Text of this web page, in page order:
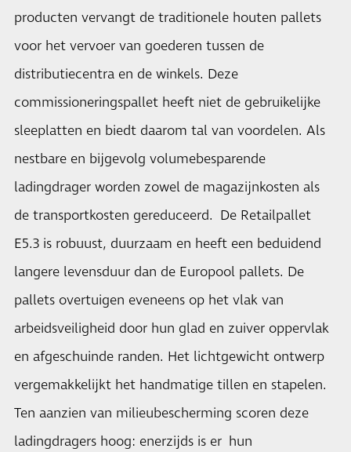
producten vervangt de traditionele houten pallets
voor het vervoer van goederen tussen de
distributiecentra en de winkels. Deze
commissioneringspallet heeft niet de gebruikelijke
sleeplatten en biedt daarom tal van voordelen. Als
nestbare en bijgevolg volumebesparende
ladingdrager worden zowel de magazijnkosten als
de transportkosten gereduceerd. De Retailpallet
E5.3 is robuust, duurzaam en heeft een beduidend
langere levensduur dan de Europool pallets. De
pallets overtuigen eveneens op het vlak van
arbeidsveiligheid door hun glad en zuiver oppervlak
en afgeschuinde randen. Het lichtgewicht ontwerp
vergemakkelijkt het handmatige tillen en stapelen.
Ten aanzien van milieubescherming scoren deze
ladingdragers hoog: enerzijds is er hun